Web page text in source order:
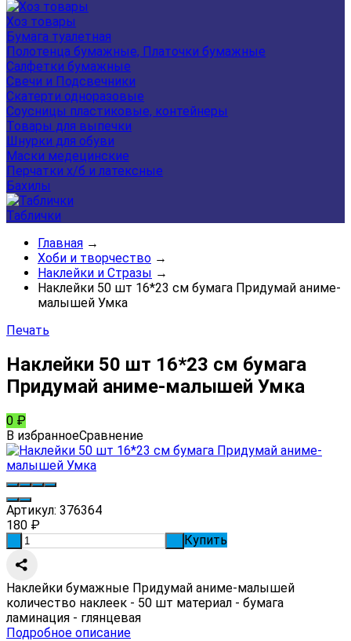
Хоз товары
Бумага туалетная
Полотенца бумажные, Платочки бумажные
Салфетки бумажные
Свечи и Подсвечники
Скатерти одноразовые
Соусницы пластиковые, контейнеры
Товары для выпечки
Шнурки для обуви
Маски медецинские
Перчатки х/б и латексные
Бахилы
Таблички
Главная →
Хоби и творчество →
Наклейки и Стразы →
Наклейки 50 шт 16*23 см бумага Придумай аниме-
малышей Умка
Печать
Наклейки 50 шт 16*23 см бумага
Придумай аниме-малышей Умка
0 ₽
В избранноеСравнение
Артикул: 376364
180 ₽
Купить
Наклейки бумажные Придумай аниме-малышей
количество наклеек - 50 шт материал - бумага
ламинация - глянцевая
Подробное описание